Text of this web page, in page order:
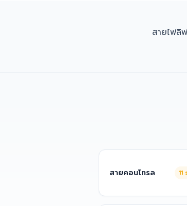
สายไฟลิ
สายคอนโทรล 11